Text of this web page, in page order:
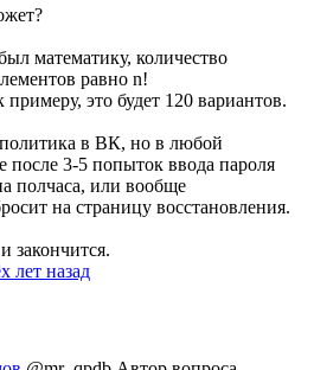
математику, количество
равно n!
примеру, это будет 120 вариантов.
в ВК, но в любой
после 3-5 попыток ввода пароля
полчаса, или вообще
на страницу восстановления.
закончится.
лет назад